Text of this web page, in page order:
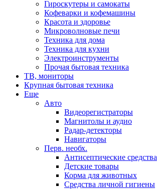
Гироскутеры и самокаты
Кофеварки и кофемашины
Красота и здоровье
Микроволновые печи
Техника для дома
Техника для кухни
Электроинструменты
Прочая бытовая техника
ТВ, мониторы
Крупная бытовая техника
Еще
Авто
Видеорегистраторы
Магнитолы и аудио
Радар-детекторы
Навигаторы
Перв. необх.
Антисептические средства
Детские товары
Корма для животных
Средства личной гигиены